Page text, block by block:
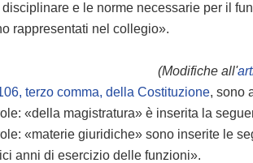
e le norme necessarie per il
rappresentati nel collegio».
(Modifiche all'
terzo comma, della Costituzione, sono
«della magistratura» è inserita la
«materie giuridiche» sono inserite le
anni di esercizio delle funzioni».